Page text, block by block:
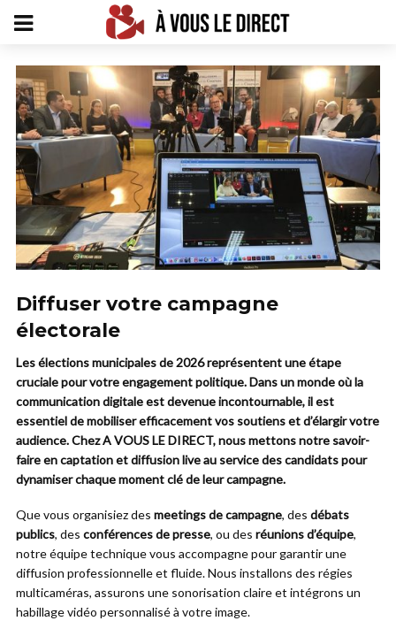
Diffuser votre campagne
électorale
Les élections municipales de 2026 représentent une étape
cruciale pour votre engagement politique. Dans un monde où la
communication digitale est devenue incontournable, il est
essentiel de mobiliser efficacement vos soutiens et d’élargir votre
audience. Chez A VOUS LE DIRECT, nous mettons notre savoir-
faire en captation et diffusion live au service des candidats pour
dynamiser chaque moment clé de leur campagne.
Que vous organisiez des meetings de campagne, des débats
publics, des conférences de presse, ou des réunions d’équipe,
notre équipe technique vous accompagne pour garantir une
diffusion professionnelle et fluide. Nous installons des régies
multicaméras, assurons une sonorisation claire et intégrons un
habillage vidéo personnalisé à votre image.